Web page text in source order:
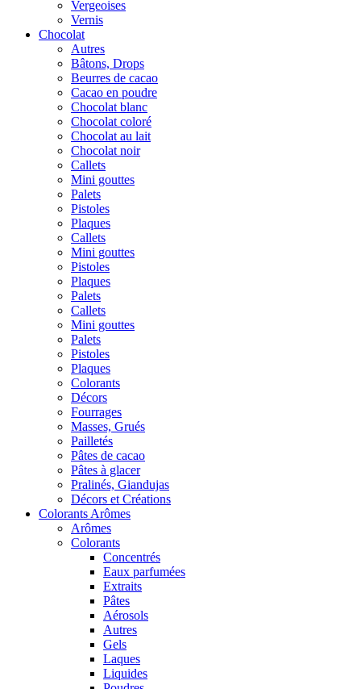
Vergeoises
Vernis
Chocolat
Autres
Bâtons, Drops
Beurres de cacao
Cacao en poudre
Chocolat blanc
Chocolat coloré
Chocolat au lait
Chocolat noir
Callets
Mini gouttes
Palets
Pistoles
Plaques
Callets
Mini gouttes
Pistoles
Plaques
Palets
Callets
Mini gouttes
Palets
Pistoles
Plaques
Colorants
Décors
Fourrages
Masses, Grués
Pailletés
Pâtes de cacao
Pâtes à glacer
Pralinés, Giandujas
Décors et Créations
Colorants Arômes
Arômes
Colorants
Concentrés
Eaux parfumées
Extraits
Pâtes
Aérosols
Autres
Gels
Laques
Liquides